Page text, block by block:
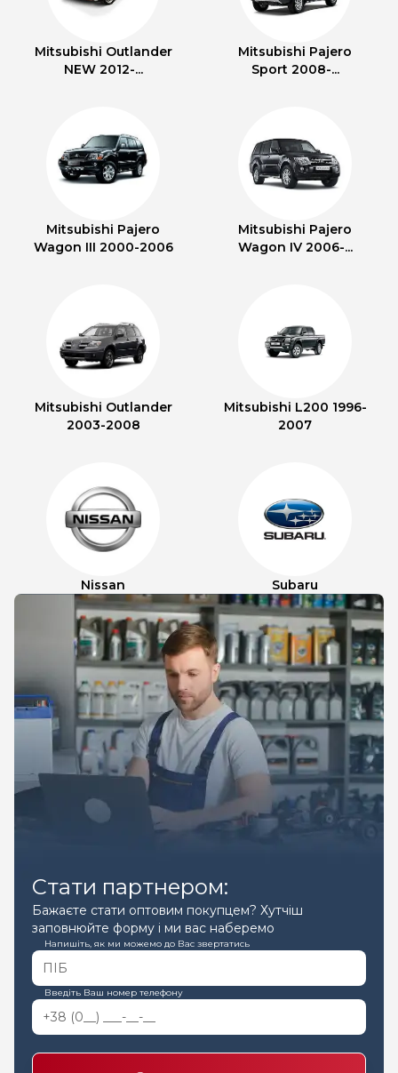
Mitsubishi Outlander
NEW 2012-...
Mitsubishi Pajero
Sport 2008-...
Mitsubishi Pajero
Wagon III 2000-2006
Mitsubishi Pajero
Wagon IV 2006-...
Mitsubishi Outlander
2003-2008
Mitsubishi L200 1996-
2007
Nissan Subaru
Стати партнером:
Бажаєте стати оптовим покупцем? Хутчіш
заповнюйте форму і ми вас наберемо
Напишіть, як ми можемо до Вас звертатись
Введіть Ваш номер телефону